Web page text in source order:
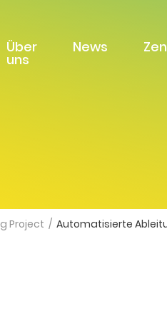
Über
uns
News
Project / Automatisierte